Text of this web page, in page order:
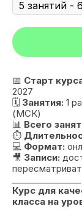
📅 Старт
2027
🗓 Занятия: 1
(МСК)
📊 Всего
⏱
💻 Формат:
🎥 Записи:
Курс для
класса на